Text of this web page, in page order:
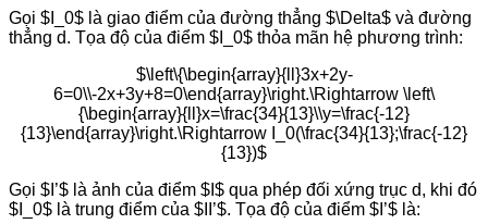
Gọi $I_0$ là giao điểm của đường thẳng $\Delta$ và đường
thẳng d. Tọa độ của điểm $I_0$ thỏa mãn hệ phương trình:
$\left\{\begin{array}{ll}3x+2y-
6=0\\-2x+3y+8=0\end{array}\right.\Rightarrow \left\
{\begin{array}{ll}x=\frac{34}{13}\\y=\frac{-12}
{13}\end{array}\right.\Rightarrow I_0(\frac{34}{13};\frac{-12}
{13})$
Gọi $I’$ là ảnh của điểm $I$ qua phép đối xứng trục d, khi đó
$I_0$ là trung điểm của $II’$. Tọa độ của điểm $I’$ là: